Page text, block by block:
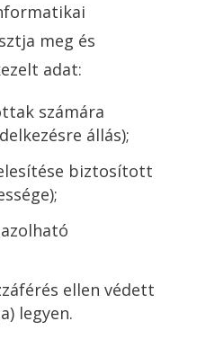
meg és
adat:
számára
állás);
biztosított
ellen védett
legyen.